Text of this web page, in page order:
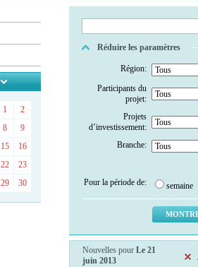
1
2
8
9
15
16
22
23
29 30
Réduire les paramètres
Région:
Participants du
projet:
Projets
d’investissement:
Branche:
Pour la période de: semaine
Nouvelles pour Le 21
juin 2013